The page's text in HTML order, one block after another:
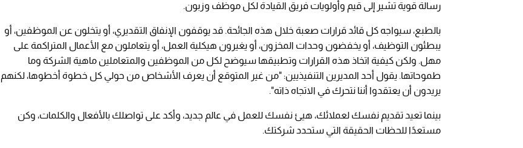
رسالة قوية تشير إلى قيم وأولويات فريق القيادة لكل موظف وزبون.
بالطبع، سيواجه كل قائد قرارات صعبة خلال هذه الجائحة. قد يوقفون الإنفاق التقديري، أو يتخلون عن الموظفين، أو
يبطئون التوظيف، أو يخفضون وحدات المخزون، أو يغيرون هيكلية العمل، أو يتعاملون مع الأعمال المتراكمة على
مهل. ولكن كيفية اتخاذ هذه القرارات وتطبيقها سيوضح لكل من الموظفين والمتعاملين ماهية الشركة وما
طموحاتها. يقول أحد المديرين التنفيذيين: "من غير المتوقع أن يعرف الأشخاص من حولي كل خطوة أخطوها، لكنهم
يريدون أن يعتقدوا أننا نتحرك في الاتجاه ذاته".
بينما تعيد تقديم نفسك لعملائك، هيئ نفسك للعمل في عالم جديد، وأكد على تواصلك بالأفعال والكلمات، وكن
مستعدًا للحظات الحقيقة التي ستحدد شركتك.